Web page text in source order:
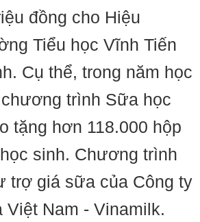
đồng cho Hiệu
Tiểu học Vĩnh Tiến
Cụ thể, trong năm học
trình Sữa học
tặng hơn 118.000 hộp
sinh. Chương trình
trợ giá sữa của Công ty
Việt Nam - Vinamilk.